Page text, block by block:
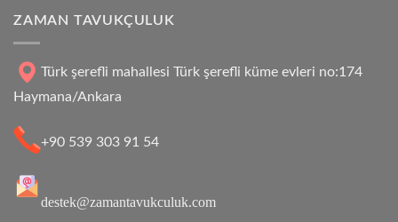
ZAMAN TAVUKÇULUK
Türk şerefli mahallesi Türk şerefli küme evleri no:174
Haymana/Ankara
+90 539 303 91 54
destek@zamantavukculuk.com